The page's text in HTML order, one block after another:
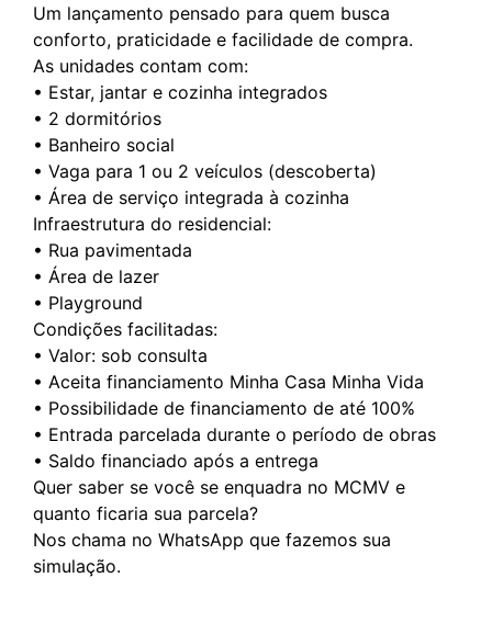
Um lançamento pensado para quem busca
conforto, praticidade e facilidade de compra.
As unidades contam com:
• Estar, jantar e cozinha integrados
• 2 dormitórios
• Banheiro social
• Vaga para 1 ou 2 veículos (descoberta)
• Área de serviço integrada à cozinha
Infraestrutura do residencial:
• Rua pavimentada
• Área de lazer
• Playground
Condições facilitadas:
• Valor: sob consulta
• Aceita financiamento Minha Casa Minha Vida
• Possibilidade de financiamento de até 100%
• Entrada parcelada durante o período de obras
• Saldo financiado após a entrega
Quer saber se você se enquadra no MCMV e
quanto ficaria sua parcela?
Nos chama no WhatsApp que fazemos sua